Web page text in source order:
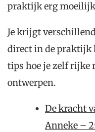
praktijk erg
Je krijgt
direct in de
tips hoe je zelf rijke
ontwerpen.
De kracht
Anneke –